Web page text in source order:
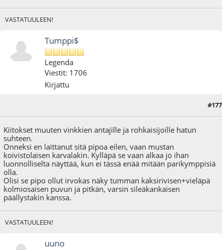
VASTATUULEEN!
Tumppi$
Legenda
Viestit: 1706
Kirjattu
#177
Kiitokset muuten vinkkien antajille ja rohkaisijoille hatun
suhteen.
Onneksi en laittanut sitä pipoa eilen, vaan mustan
koivistolaisen karvalakin. Kylläpä se vaan alkaa jo ihan
luonnolliselta näyttää, kun ei tässä enää mitään parikymppisiä
olla.
Olisi se pipo ollut irvokas näky tumman kaksirivisen+vieläpä
kolmiosaisen puvun ja pitkän, varsin sileäkankaisen
päällystakin kanssa.
VASTATUULEEN!
uuno